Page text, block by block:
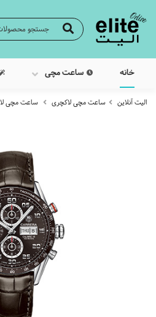
خانه ساعت مچی
الیت آنلاین ساعت مچی لاکچری ساعت مچی